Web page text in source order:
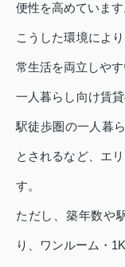
便性を高めています
こうした環境によ
常生活を両立しや
一人暮らし向け賃
駅徒歩圏の一人暮
とされるなど、エ
す。
ただし、築年数や
り、ワンルーム・